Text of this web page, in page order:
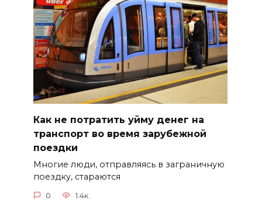
Как не потратить уйму денег на
транспорт во время зарубежной
поездки
Многие люди, отправляясь в заграничную
поездку, стараются
0 1.4к.